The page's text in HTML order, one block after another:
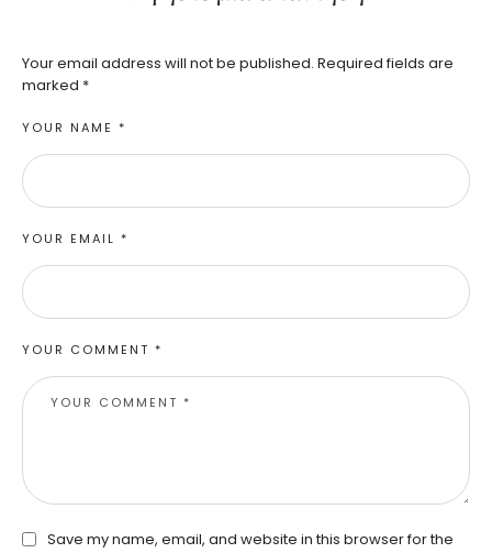
Your email address will not be published. Required fields are
marked *
YOUR COMMENT *
YOUR NAME *
YOUR EMAIL *
Save my name, email, and website in this browser for the